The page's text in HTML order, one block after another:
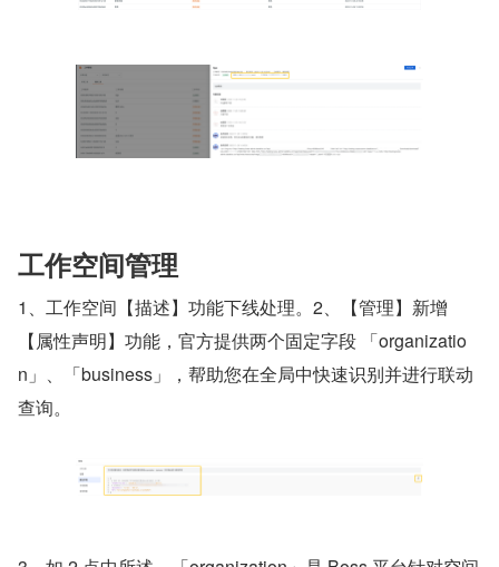
工作空间管理
1、工作空间【描述】功能下线处理。2、【管理】新增
【属性声明】功能，官方提供两个固定字段 「organizatio
n」、「business」，帮助您在全局中快速识别并进行联动
查询。